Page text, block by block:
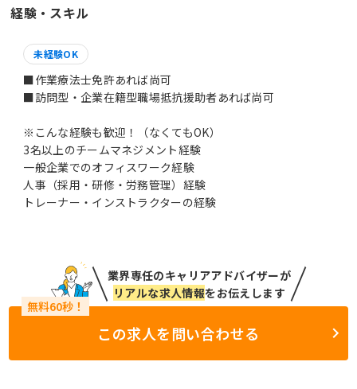
経験・スキル
未経験OK
■作業療法士免許あれば尚可
■訪問型・企業在籍型職場抵抗援助者あれば尚可
※こんな経験も歓迎！（なくてもOK）
3名以上のチームマネジメント経験
一般企業でのオフィスワーク経験
人事（採用・研修・労務管理）経験
トレーナー・インストラクターの経験
業界専任のキャリアアドバイザーが
リアルな求人情報をお伝えします
この求人を問い合わせる